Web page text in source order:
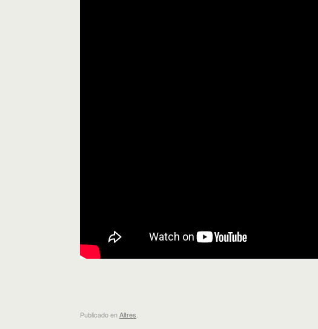
Publicado enAltres